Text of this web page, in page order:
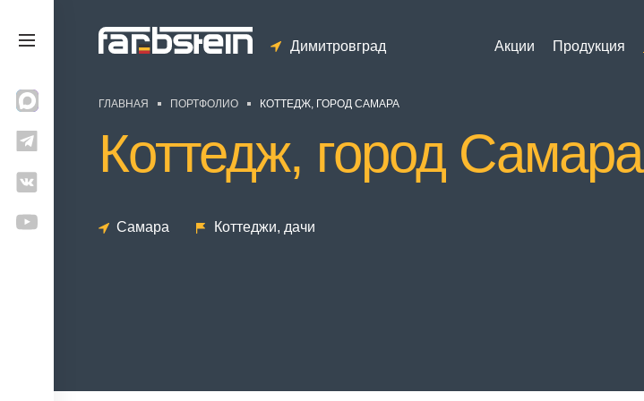
Димитровград Акции Продукция
ГЛАВНАЯ ПОРТФОЛИО КОТТЕДЖ, ГОРОД САМАРА
Коттедж, город Самара
Самара Коттеджи, дачи